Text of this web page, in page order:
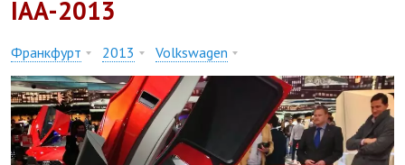
IAA-2013
Франкфурт 2013 Volkswagen